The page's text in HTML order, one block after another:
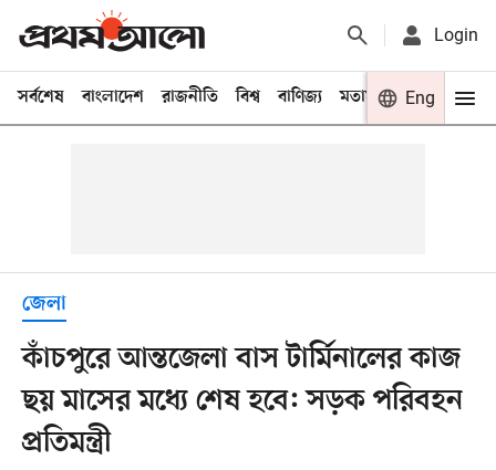
Login
সর্বশেষ বাংলাদেশ রাজনীতি বিশ্ব বাণিজ্য মতামত খেলা
Eng
জেলা
কাঁচপুরে আন্তজেলা বাস টার্মিনালের কাজ
ছয় মাসের মধ্যে শেষ হবে: সড়ক পরিবহন
প্রতিমন্ত্রী